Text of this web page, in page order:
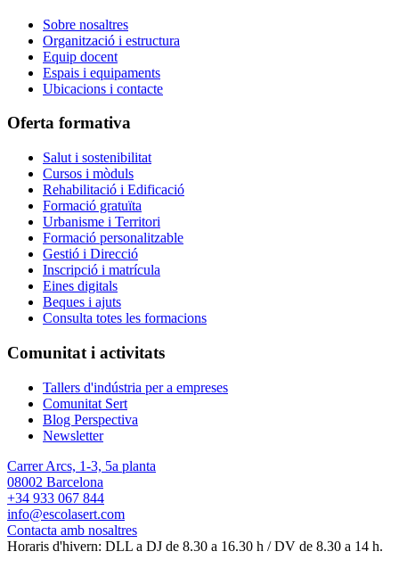
Sobre nosaltres
Organització i estructura
Equip docent
Espais i equipaments
Ubicacions i contacte
Oferta formativa
Salut i sostenibilitat
Cursos i mòduls
Rehabilitació i Edificació
Formació gratuïta
Urbanisme i Territori
Formació personalitzable
Gestió i Direcció
Inscripció i matrícula
Eines digitals
Beques i ajuts
Consulta totes les formacions
Comunitat i activitats
Tallers d'indústria per a empreses
Comunitat Sert
Blog Perspectiva
Newsletter
Carrer Arcs, 1-3, 5a planta
08002 Barcelona
+34 933 067 844
info@escolasert.com
Contacta amb nosaltres
Horaris d'hivern: DLL a DJ de 8.30 a 16.30 h / DV de 8.30 a 14 h.